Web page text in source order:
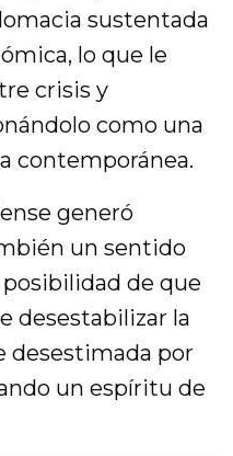
sustentada
lo que le
crisis y
como una
contemporánea.
generó
un sentido
de que
desestabilizar la
desestimada por
un espíritu de